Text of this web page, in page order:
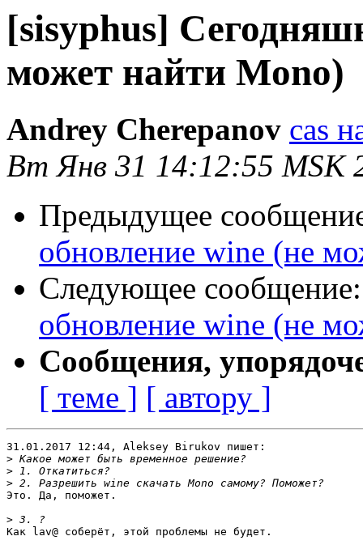
[sisyphus]
может найти Mono)
Andrey Cherepanov cas
Вт Янв 31 14:12:55 MSK
Предыдущее
обновление wine (не
Следующее
обновление wine (не
Сообщения,
[ теме ] [ автору ]
31.01.2017 12:44, Aleksey Birukov пишет:
>
>
>
Это. Да, поможет.
>
Как lav@ соберёт, этой проблемы не будет.